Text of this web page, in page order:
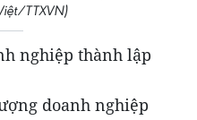
TTXVN)
nghiệp thành lập
doanh nghiệp